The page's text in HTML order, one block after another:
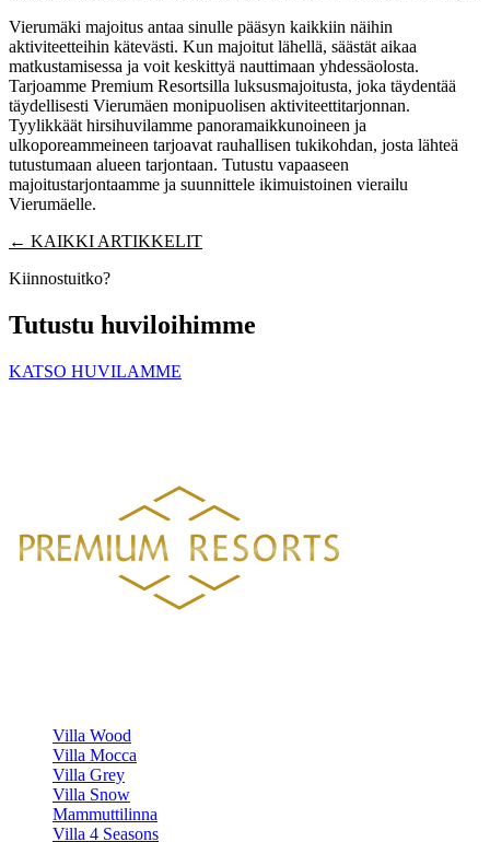
Vierumäki majoitus antaa sinulle pääsyn kaikkiin näihin
aktiviteetteihin kätevästi. Kun majoitut lähellä, säästät aikaa
matkustamisessa ja voit keskittyä nauttimaan yhdessäolosta.
Tarjoamme Premium Resortsilla luksusmajoitusta, joka täydentää
täydellisesti Vierumäen monipuolisen aktiviteettitarjonnan.
Tyylikkäät hirsihuvilamme panoramaikkunoineen ja
ulkoporeammeineen tarjoavat rauhallisen tukikohdan, josta lähteä
tutustumaan alueen tarjontaan. Tutustu vapaaseen
majoitustarjontaamme ja suunnittele ikimuistoinen vierailu
Vierumäelle.
← KAIKKI ARTIKKELIT
Kiinnostuitko?
Tutustu huviloihimme
KATSO HUVILAMME
Villa Wood
Villa Mocca
Villa Grey
Villa Snow
Mammuttilinna
Villa 4 Seasons